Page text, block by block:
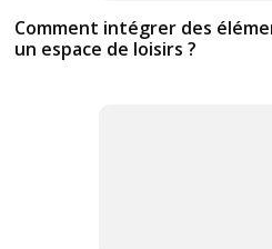
Comment intégrer des
un espace de loisirs ?